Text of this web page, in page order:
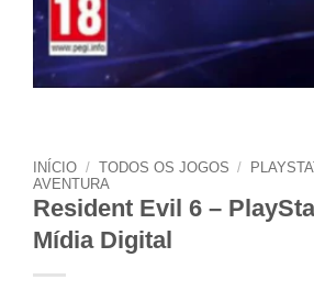
INÍCIO / TODOS OS JOGOS /
AVENTURA
Resident Evil 6 –
Mídia Digital